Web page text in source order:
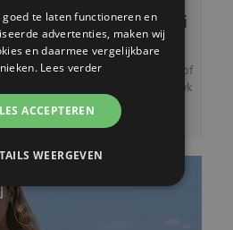
autofocus en realti
autofocusalgoritmes is de autof
verbeterd in snelheid, nauwk
w...
goed te laten functioneren en
advertenties, maken wij
en daarmee vergelijkbare
Lees verder
ACCEPTEREN
WEERGEVEN